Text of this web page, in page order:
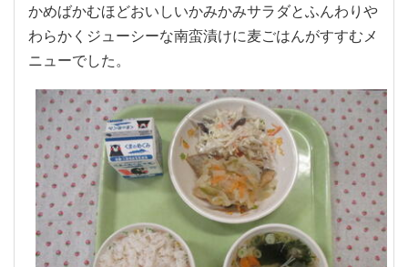
かめばかむほどおいしいかみかみサラダとふんわりや
わらかくジューシーな南蛮漬けに麦ごはんがすすむメ
ニューでした。